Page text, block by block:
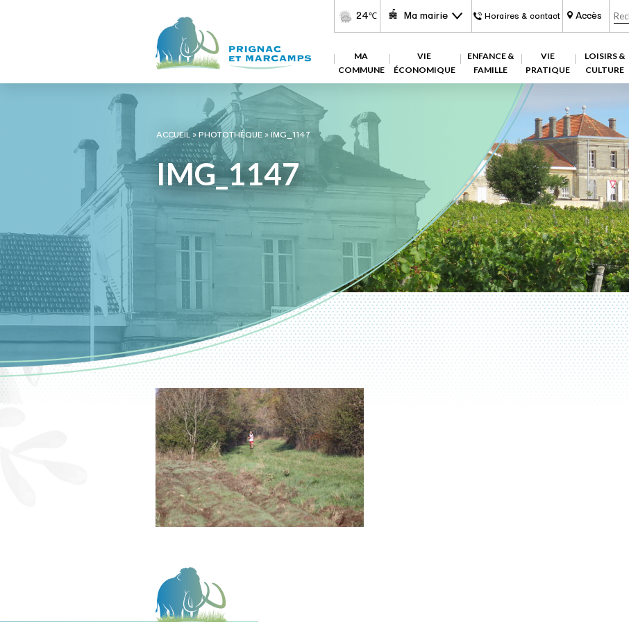
24℃ Ma mairie Horaires & contact Accès
MA
COMMUNE
VIE
ÉCONOMIQUE
ENFANCE &
FAMILLE
VIE
PRATIQUE
LOISIRS &
CULTURE
ACCUEIL»PHOTOTHÈQUE»IMG_1147
IMG_1147